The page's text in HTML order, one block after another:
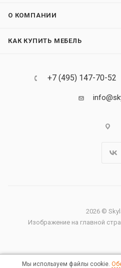
О КОМПАНИИ
КАК КУПИТЬ МЕБЕЛЬ
+7 (495) 147-70-52
2026 ©
Изображение на главной
Правовая
Мы используем файлы cookie.